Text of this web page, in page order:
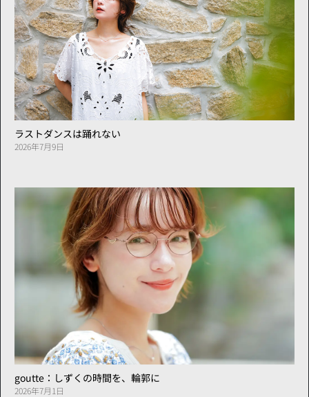
ラストダンスは踊れない
2026年7月9日
goutte：しずくの時間を、輪郭に
2026年7月1日